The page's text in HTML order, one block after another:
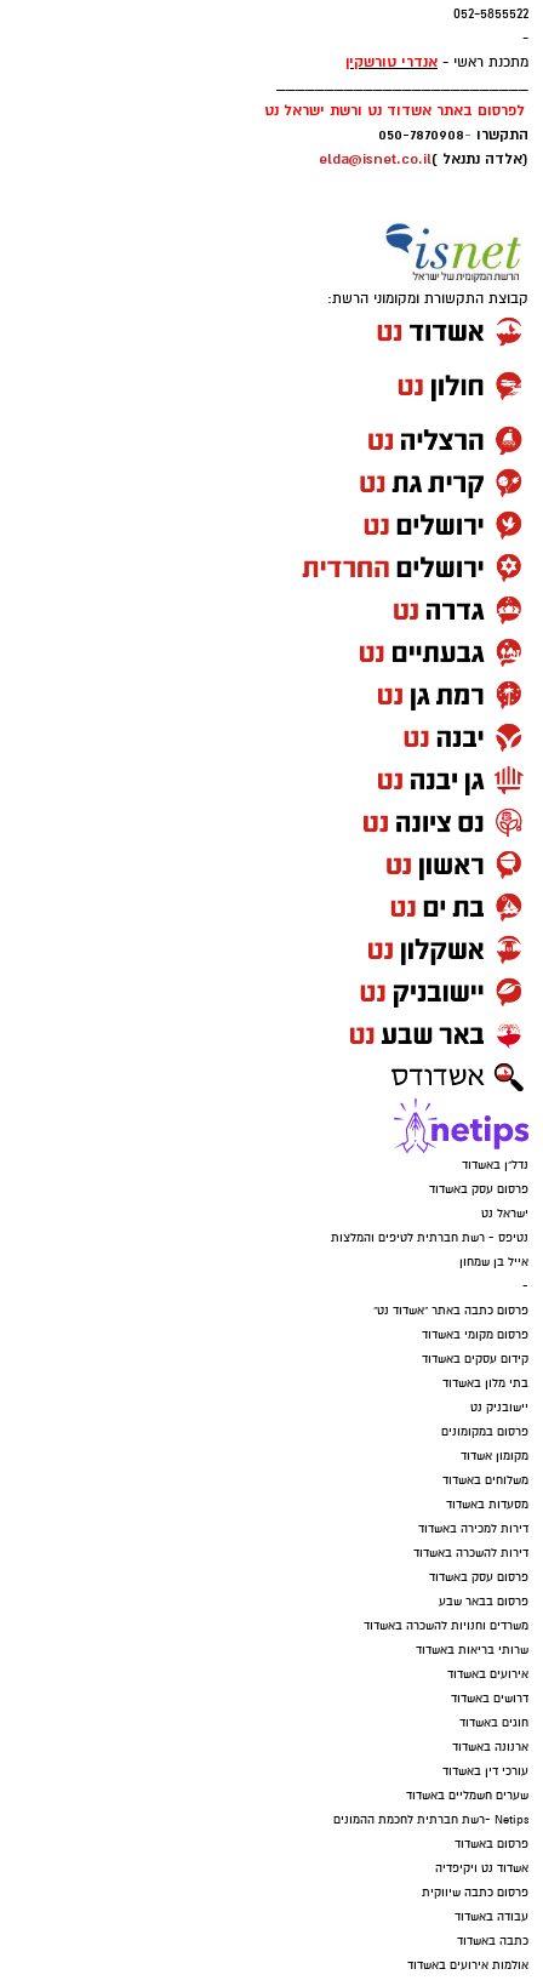
052-5855522
-
מתכנת ראשי - אנדרי טורשקין
__________________________
לפרסום באתר אשדוד נט ורשת ישראל נט
התקשרו -
050-7870908
(אלדה נתנאל )elda@isnet.co.il
קבוצת התקשורת ומקומוני הרשת:
נדל"ן באשדוד
פרסום עסק באשדוד
ישראל נט
נטיפס - רשת חברתית לטיפים והמלצות
אייל בן שמחון
-
פרסום כתבה באתר "אשדוד נט"
פרסום מקומי באשדוד
קידום עסקים באשדוד
בתי מלון באשדוד
יישובניק נט
פרסום במקומונים
מקומון אשדוד
משלוחים באשדוד
מסעדות באשדוד
דירות למכירה באשדוד
דירות להשכרה באשדוד
פרסום עסק באשדוד
פרסום בבאר שבע
משרדים וחנויות להשכרה באשדוד
שרותי בריאות באשדוד
אירועים באשדוד
דרושים באשדוד
חוגים באשדוד
ארנונה באשדוד
עורכי דין באשדוד
שערים חשמליים באשדוד
Netips -רשת חברתית לחכמת ההמונים
פרסום באשדוד
אשדוד נט ויקיפדיה
פרסום כתבה שיווקית
עבודה באשדוד
כתבה באשדוד
אולמות אירועים באשדוד